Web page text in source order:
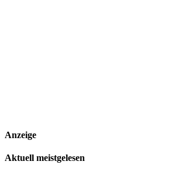
Anzeige
Aktuell meistgelesen